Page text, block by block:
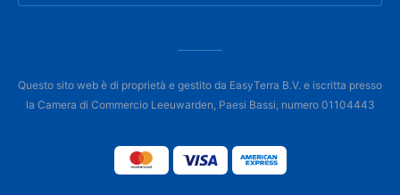
Questo sito web è di proprietà e gestito da EasyTerra B.V. e iscritta presso
la Camera di Commercio Leeuwarden, Paesi Bassi, numero 01104443